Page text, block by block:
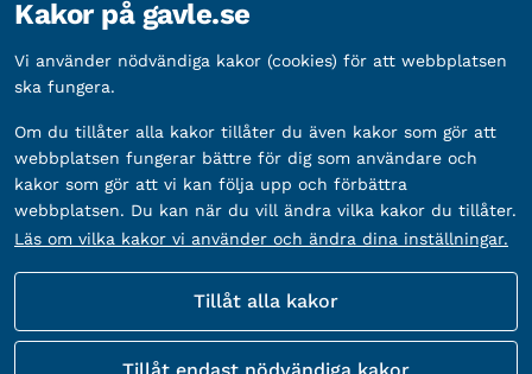
Organisationsnummer: 212000-2338
Bankgironummer: 5888-2333
Fler sätt att följa oss
Kakor på gavle.se
Vi använder nödvändiga kakor (cookies) för att webbplatsen
ska fungera.
Om du tillåter alla kakor tillåter du även kakor som gör att
webbplatsen fungerar bättre för dig som användare och
kakor som gör att vi kan följa upp och förbättra
webbplatsen. Du kan när du vill ändra vilka kakor du tillåter.
Läs om vilka kakor vi använder och ändra dina inställningar.
Tillåt alla kakor